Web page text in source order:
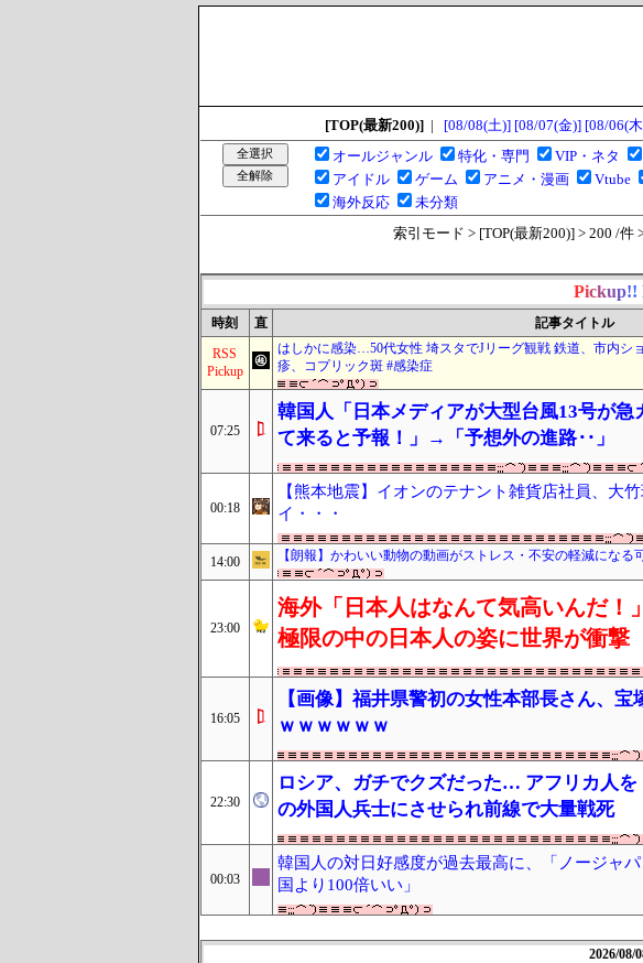
[TOP(最新200)] | [08/08(土)] [08/07(金)] [08/06(
オールジャンル
特化・専門 VIP・ネタ
アイドル
ゲーム アニメ・漫画 Vtube
海外反応
未分類
索引モード > [TOP(最新200)] > 200 /件
Pickup!!
時刻 直 記事タイトル
RSS
Pickup
はしかに感染…50代女性 埼スタでJリーグ観戦 鉄道、市内シ
疹、コプリック斑 #感染症
07:25
韓国人「日本メディアが大型台風13号が急
て来ると予報！」→「予想外の進路‥」
00:18
【熊本地震】イオンのテナント雑貨店社員、大
イ・・・
14:00 【朗報】かわいい動物の動画がストレス・不安の軽減になる
23:00
海外「日本人はなんて気高いんだ！
極限の中の日本人の姿に世界が衝撃
16:05
【画像】福井県警初の女性本部長さん、
ｗｗｗｗｗｗ
22:30
ロシア、ガチでクズだった… アフリカ人
の外国人兵士にさせられ前線で大量戦死
00:03
韓国人の対日好感度が過去最高に、「ノージャ
国より100倍いい」
2026/08/